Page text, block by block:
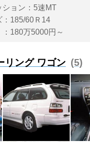
ョン：5速MT
：185/60Ｒ14
180万5000円～
リング ワゴン 5